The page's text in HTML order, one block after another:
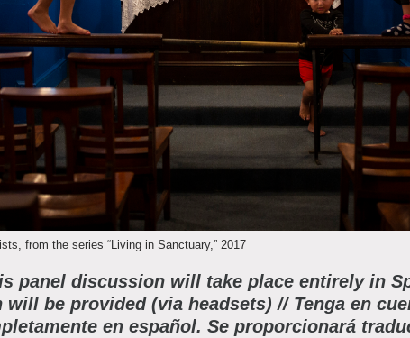
Planned Giving
Patron Circle
Abbott Circle
About the Museum
Board of Trustees
Staff Directory
Corporate & Legal
from the series “Living in Sanctuary,” 2017
panel discussion will take place entirely in
be provided (via headsets) // Tenga en
en español. Se proporcionará